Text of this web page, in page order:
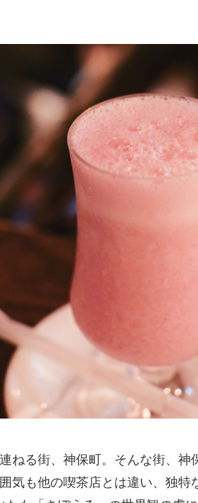
ねる街、神保町。そんな街、神
気も他の喫茶店とは違い、独特